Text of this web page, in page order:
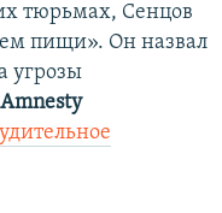
тюрьмах, Сенцов
пищи». Он назвал
угрозы
Amnesty